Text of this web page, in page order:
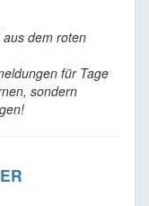
dem roten
für Tage
sondern